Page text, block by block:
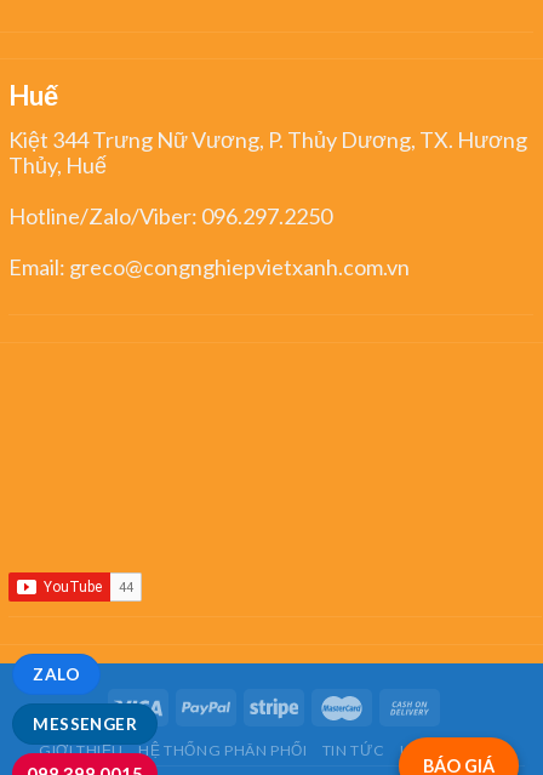
MESSENGER
ZALO
Huế
Kiệt 344 Trưng Nữ Vương, P. Thủy Dương, TX. Hương
Thủy, Huế
Hotline/Zalo/Viber: 096.297.2250
Email: greco@congnghiepvietxanh.com.vn
BÁO GIÁ
GIỚI THIỆU HỆ THỐNG PHÂN PHỐI TIN TỨC LIÊN HỆ